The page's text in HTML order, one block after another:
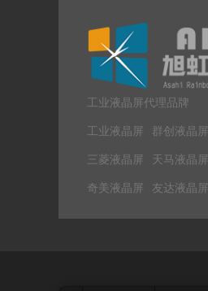
工业液晶屏代理品牌
工业液晶屏 群创液晶屏
三菱液晶屏 天马液晶屏
奇美液晶屏 友达液晶屏